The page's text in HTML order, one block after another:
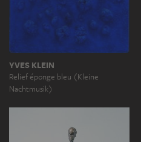
YVES KLEIN
Relief éponge bleu (Kleine
Nachtmusik)